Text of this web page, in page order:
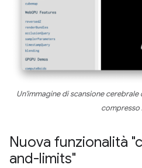
Un'immagine di scansione
compresso
Nuova funzionalità
and-limits"